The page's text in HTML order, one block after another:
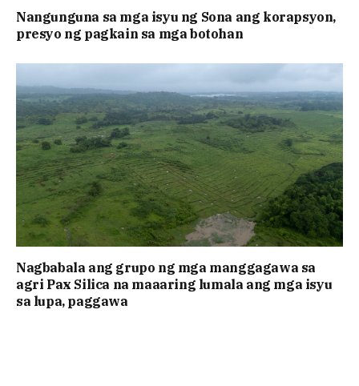
Nangunguna sa mga isyu ng Sona ang korapsyon,
presyo ng pagkain sa mga botohan
Nagbabala ang grupo ng mga manggagawa sa
agri Pax Silica na maaaring lumala ang mga isyu
sa lupa, paggawa